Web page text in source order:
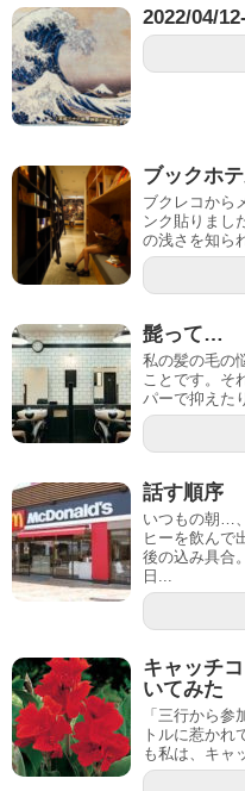
2022/04/
ブックホ
ブクレコから
ンク貼りまし
の浅さを知ら
髭って…
私の髪の毛の
ことです。そ
パーで抑えた
話す順序
いつもの朝…
ヒーを飲んで
後の込み具合
日...
キャッチ
いてみた
「三行から
トルに惹かれ
も私は、キャ